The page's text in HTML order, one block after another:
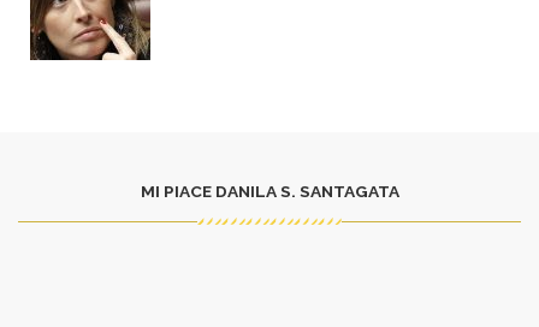
MI PIACE DANILA S. SANTAGATA